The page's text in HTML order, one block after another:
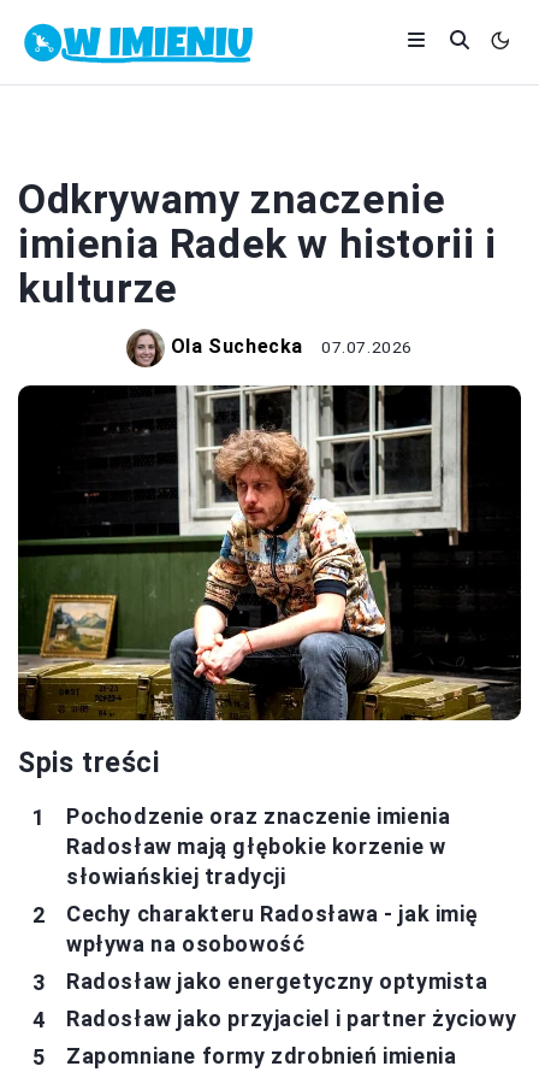
Odkrywamy znaczenie
imienia Radek w historii i
kulturze
Ola Suchecka 07.07.2026
Spis treści
Pochodzenie oraz znaczenie imienia
Radosław mają głębokie korzenie w
słowiańskiej tradycji
Cechy charakteru Radosława - jak imię
wpływa na osobowość
Radosław jako energetyczny optymista
Radosław jako przyjaciel i partner życiowy
Zapomniane formy zdrobnień imienia